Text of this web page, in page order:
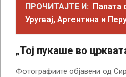
ПРОЧИТАЈТЕ И:
Папата
Уругвај, Аргентина и
„Тој пукаше во
Фотографиите објавени од